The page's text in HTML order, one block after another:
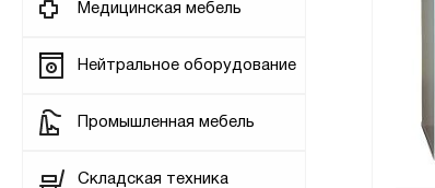
Медицинская мебель
Нейтральное оборудование
Промышленная мебель
Складская техника